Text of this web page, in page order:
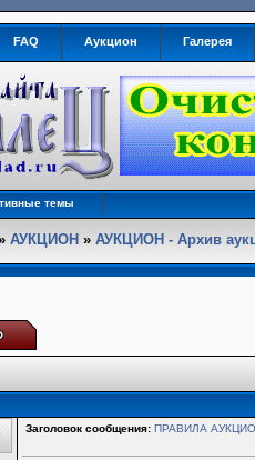
FAQ Аукцион Галерея
темы
АУКЦИОН »АУКЦИОН - Архив
Заголовок сообщения: ПРАВИЛА